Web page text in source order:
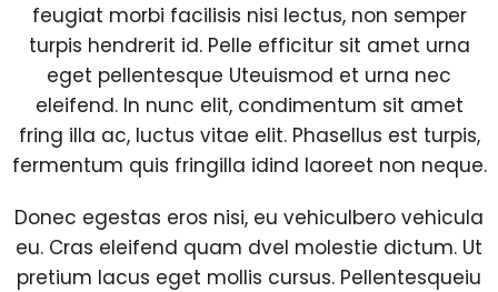
feugiat morbi facilisis nisi lectus, non semper
turpis hendrerit id. Pelle efficitur sit amet urna
eget pellentesque Uteuismod et urna nec
eleifend. In nunc elit, condimentum sit amet
fring illa ac, luctus vitae elit. Phasellus est turpis,
fermentum quis fringilla idind laoreet non neque.
Donec egestas eros nisi, eu vehiculbero vehicula
eu. Cras eleifend quam dvel molestie dictum. Ut
pretium lacus eget mollis cursus. Pellentesqueiu